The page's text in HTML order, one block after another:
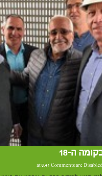
ה-18
Comments are